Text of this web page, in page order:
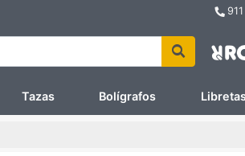
Tazas Bolígrafos